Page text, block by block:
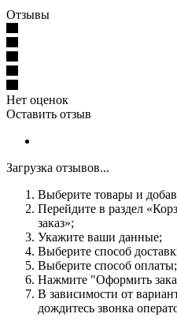
Отзывы
Нет оценок
Оставить отзыв
Загрузка отзывов...
Выберите товары и
Перейдите в раздел
заказ»;
Укажите ваши данные;
Выберите способ
Выберите способ оплаты;
Нажмите "Оформить
В зависимости от
дождитесь звонка